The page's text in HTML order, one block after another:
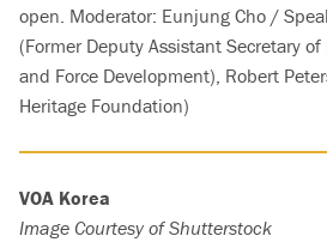
open. Moderator: Eunjung Cho /
(Former Deputy Assistant Secretary
and Force Development), Robert
Heritage Foundation)
VOA Korea
Image Courtesy of Shutterstock